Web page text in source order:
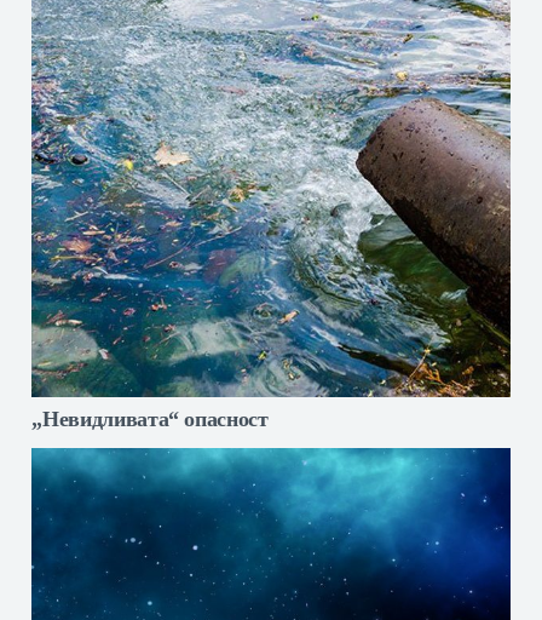
„Невидливата“ опасност